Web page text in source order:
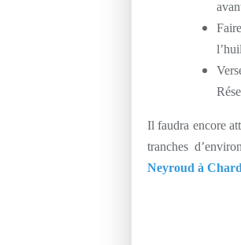
Il faudra encore
tranches
Neyroud à